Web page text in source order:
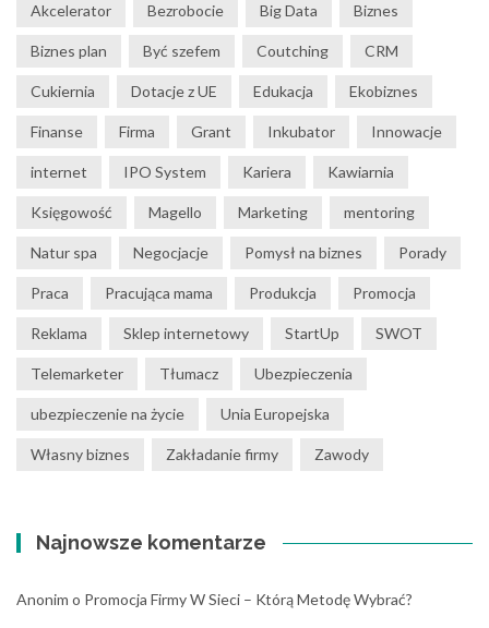
Akcelerator Bezrobocie Big Data Biznes
Biznes plan Być szefem Coutching CRM
Cukiernia Dotacje z UE Edukacja Ekobiznes
Finanse Firma Grant Inkubator Innowacje
internet IPO System Kariera Kawiarnia
Księgowość Magello Marketing mentoring
Natur spa Negocjacje Pomysł na biznes Porady
Praca Pracująca mama Produkcja Promocja
Reklama Sklep internetowy StartUp SWOT
Telemarketer Tłumacz Ubezpieczenia
ubezpieczenie na życie Unia Europejska
Własny biznes Zakładanie firmy Zawody
Najnowsze komentarze
Anonim o Promocja Firmy W Sieci – Którą Metodę Wybrać?